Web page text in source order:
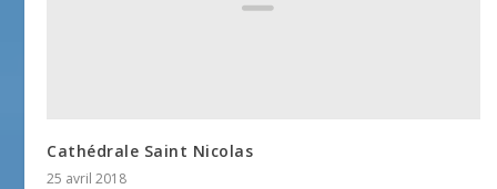
Cathédrale Saint Nicolas
25 avril 2018